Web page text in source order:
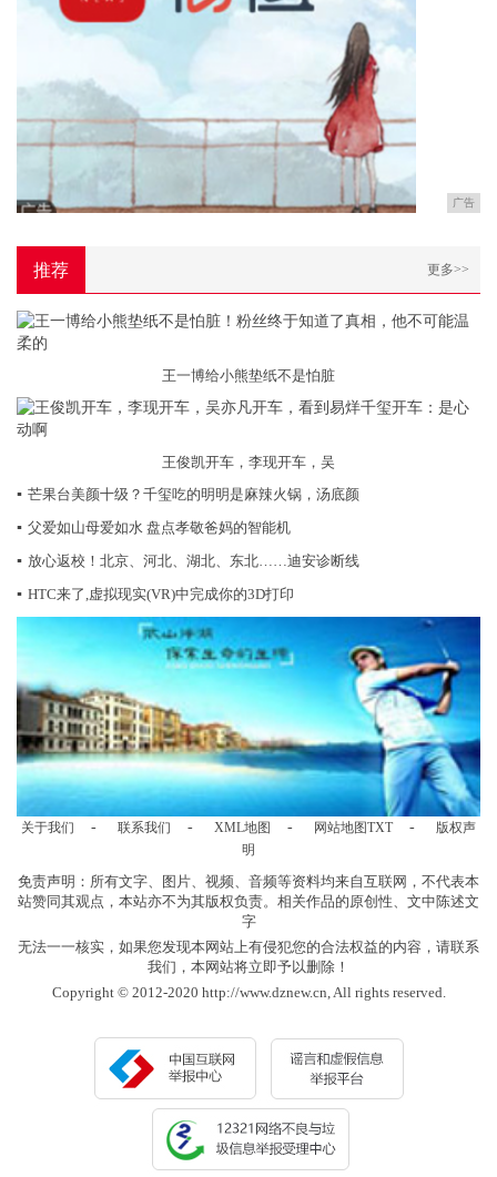
广告
推荐 更多>>
王一博给小熊垫纸不是怕脏
王俊凯开车，李现开车，吴
▪ 芒果台美颜十级？千玺吃的明明是麻辣火锅，汤底颜
▪ 父爱如山母爱如水 盘点孝敬爸妈的智能机
▪ 放心返校！北京、河北、湖北、东北……迪安诊断线
▪ HTC来了,虚拟现实(VR)中完成你的3D打印
关于我们 - 联系我们 - XML地图 - 网站地图TXT -
版权声
明
免责声明：所有文字、图片、视频、音频等资料均来自互联网，不代表本
站赞同其观点，本站亦不为其版权负责。相关作品的原创性、文中陈述文
字
无法一一核实，如果您发现本网站上有侵犯您的合法权益的内容，请联系
我们，本网站将立即予以删除！
Copyright © 2012-2020 http://www.dznew.cn, All rights reserved.